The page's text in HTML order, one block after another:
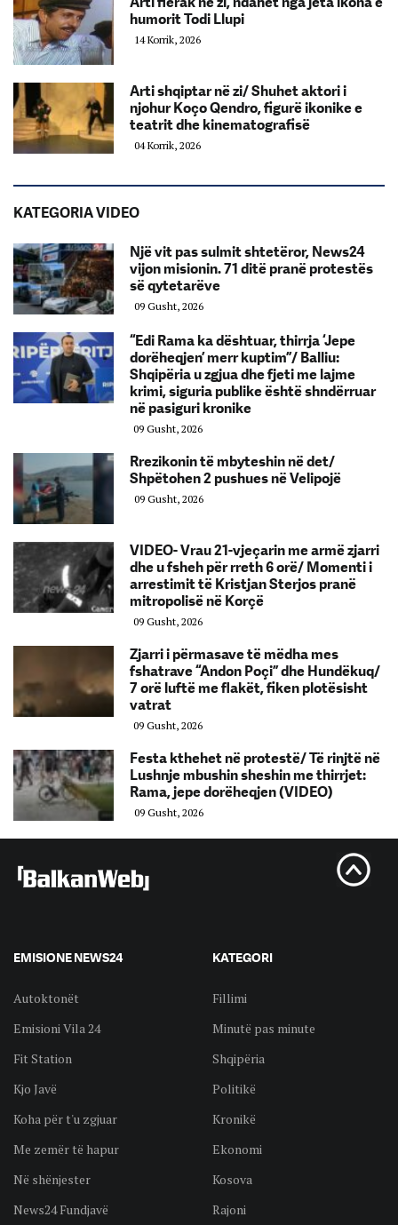
humorit Todi Llupi
14 Korrik, 2026
Arti shqiptar në zi/ Shuhet aktori i
njohur Koço Qendro, figurë ikonike e
teatrit dhe kinematografisë
04 Korrik, 2026
KATEGORIA VIDEO
Një vit pas sulmit shtetëror, News24
vijon misionin. 71 ditë pranë protestës
së qytetarëve
09 Gusht, 2026
“Edi Rama ka dështuar, thirrja ‘Jepe
dorëheqjen’ merr kuptim”/ Balliu:
Shqipëria u zgjua dhe fjeti me lajme
krimi, siguria publike është shndërruar
në pasiguri kronike
09 Gusht, 2026
Rrezikonin të mbyteshin në det/
Shpëtohen 2 pushues në Velipojë
09 Gusht, 2026
VIDEO- Vrau 21-vjeçarin me armë zjarri
dhe u fsheh për rreth 6 orë/ Momenti i
arrestimit të Kristjan Sterjos pranë
mitropolisë në Korçë
09 Gusht, 2026
Zjarri i përmasave të mëdha mes
fshatrave “Andon Poçi” dhe Hundëkuq/
7 orë luftë me flakët, fiken plotësisht
vatrat
09 Gusht, 2026
Festa kthehet në protestë/ Të rinjtë në
Lushnje mbushin sheshin me thirrjet:
Rama, jepe dorëheqjen (VIDEO)
09 Gusht, 2026
EMISIONE NEWS24
Autoktonët
Emisioni Vila 24
Fit Station
Kjo Javë
Koha për t'u zgjuar
Me zemër të hapur
Në shënjester
News24 Fundjavë
KATEGORI
Fillimi
Minutë pas minute
Shqipëria
Politikë
Kronikë
Ekonomi
Kosova
Rajoni